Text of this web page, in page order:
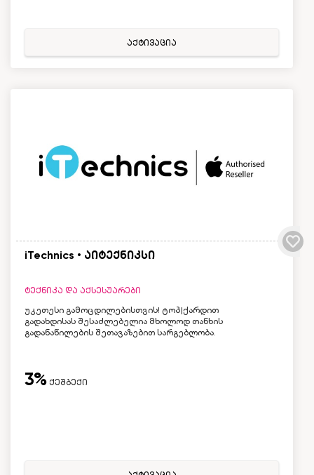
აქტივაცია
iTechnics • აიტექნიკსი
ტექნიკა და აქსესუარები
უკეთესი გამოცდილებისთვის! ტოპ|ქარდით
გადახდისას შესაძლებელია მხოლოდ თანხის
გადანაწილების შეთავაზებით სარგებლობა.
3% ქეშბექი